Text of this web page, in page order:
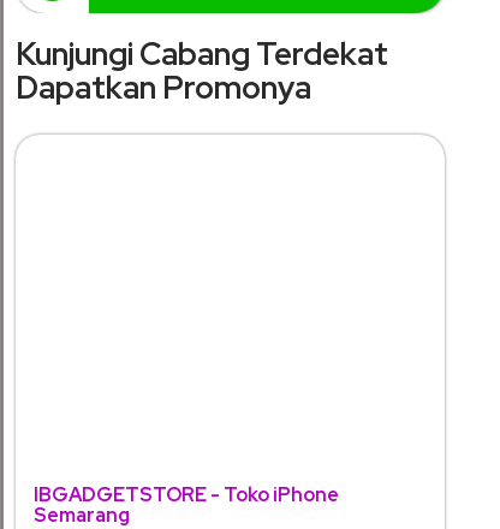
Kunjungi Cabang Terdekat
Dapatkan Promonya
IBGADGETSTORE - Toko iPhone
Semarang